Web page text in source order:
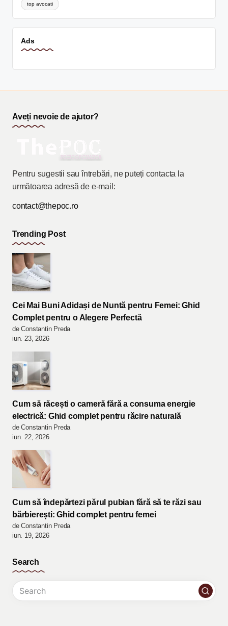
top avocati
Ads
Aveți nevoie de ajutor?
Pentru sugestii sau întrebări, ne puteți contacta la
următoarea adresă de e-mail:
contact@thepoc.ro
Trending Post
Cei Mai Buni Adidași de Nuntă pentru Femei: Ghid
Complet pentru o Alegere Perfectă
de Constantin Preda
iun. 23, 2026
Cum să răcești o cameră fără a consuma energie
electrică: Ghid complet pentru răcire naturală
de Constantin Preda
iun. 22, 2026
Cum să îndepărtezi părul pubian fără să te răzi sau
bărbierești: Ghid complet pentru femei
de Constantin Preda
iun. 19, 2026
Search